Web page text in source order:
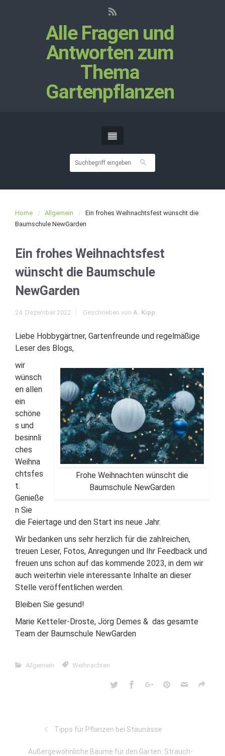
Alle Fragen und
Antworten zum
Thema
Gartenpflanzen
Home Allgemein
Ein frohes Weihnachtsfest wünscht die
Baumschule NewGarden
Ein frohes Weihnachtsfest
wünscht die Baumschule
NewGarden
24. Dezember 2022 Geschrieben von A. Kipp
Liebe Hobbygärtner, Gartenfreunde und regelmäßige
Leser des Blogs,
Frohe Weihnachten wünscht die
Baumschule NewGarden
wir
wünsch
en allen
ein
schöne
s und
besinnli
ches
Weihna
chtsfes
t.
Genieße
n Sie
die Feiertage und den Start ins neue Jahr.
Wir bedanken uns sehr herzlich für die zahlreichen,
treuen Leser, Fotos, Anregungen und Ihr Feedback und
freuen uns schon auf das kommende 2023, in dem wir
auch weiterhin viele interessante Inhalte an dieser
Stelle veröffentlichen werden.
Bleiben Sie gesund!
Marie Ketteler-Droste, Jörg Demes & das gesamte
Team der Baumschule NewGarden
Allgemein Weihnachten
Tipps für Pflanzen bei Staunässe
Außergewöhnliche Bäume für den Garten: Strauch-